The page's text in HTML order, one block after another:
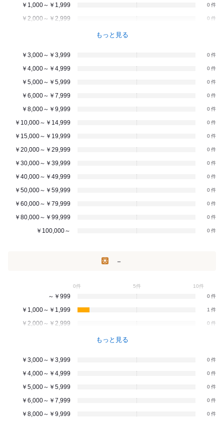
￥1,000～￥1,999 0
￥2,000～￥2,999 0
もっと見る
￥3,000～￥3,999 0
￥4,000～￥4,999 0
￥5,000～￥5,999 0
￥6,000～￥7,999 0
￥8,000～￥9,999 0
￥10,000～￥14,999 0
￥15,000～￥19,999 0
￥20,000～￥29,999 0
￥30,000～￥39,999 0
￥40,000～￥49,999 0
￥50,000～￥59,999 0
￥60,000～￥79,999 0
￥80,000～￥99,999 0
￥100,000～ 0
－
0件 5件 10件
～￥999 0
￥1,000～￥1,999 1
￥2,000～￥2,999 0
もっと見る
￥3,000～￥3,999 0
￥4,000～￥4,999 0
￥5,000～￥5,999 0
￥6,000～￥7,999 0
￥8,000～￥9,999 0